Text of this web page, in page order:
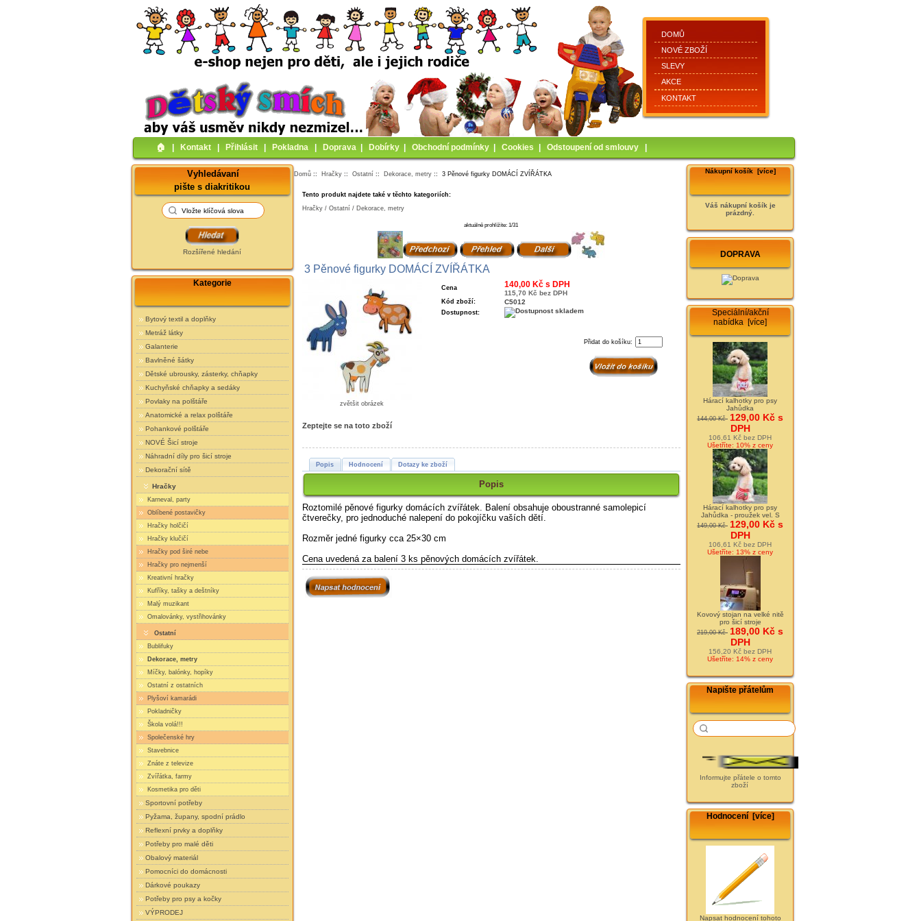
DOMŮ
NOVÉ ZBOŽÍ
SLEVY
AKCE
KONTAKT
🏠︎ Kontakt Přihlásit Pokladna Doprava Dobírky Obchodní podmínky Cookies Odstoupení od smlouvy
Vyhledávaní
pište s diakritikou
Rozšířené hledání
Kategorie
Bytový textil a doplňky
Metráž látky
Galanterie
Bavlněné šátky
Dětské ubrousky, zásterky, chňapky
Kuchyňské chňapky a sedáky
Povlaky na polštáře
Anatomické a relax polštáře
Pohankové polštáře
NOVÉ Šicí stroje
Náhradní díly pro šicí stroje
Dekorační sítě
Hračky
Karneval, party
Oblíbené postavičky
Hračky holčičí
Hračky klučičí
Hračky pod širé nebe
Hračky pro nejmenší
Kreativní hračky
Kufříky, tašky a deštníky
Malý muzikant
Omalovánky, vystřihovánky
Ostatní
Bublifuky
Dekorace, metry
Míčky, balónky, hopíky
Ostatní z ostatních
Plyšoví kamarádi
Pokladničky
Škola volá!!!
Společenské hry
Stavebnice
Znáte z televize
Zvířátka, farmy
Kosmetika pro děti
Sportovní potřeby
Pyžama, župany, spodní prádlo
Reflexní prvky a doplňky
Potřeby pro malé děti
Obalový materiál
Pomocníci do domácnosti
Dárkové poukazy
Potřeby pro psy a kočky
VÝPRODEJ
Domů :: Hračky ::Ostatní :: Dekorace, metry :: 3 Pěnové figurky DOMÁCÍ ZVÍŘÁTKA
Tento produkt najdete také v těchto kategoriích:
Hračky / Ostatní / Dekorace, metry
aktuálně prohlížíte: 1/31
3 Pěnové figurky DOMÁCÍ ZVÍŘÁTKA
zvětšit obrázek
Cena 140,00 Kč s DPH
115,70 Kč bez DPH
Kód zboží: C5012
Dostupnost:
Přidat do košíku:
Zeptejte se na toto zboží
Popis Hodnocení Dotazy ke zboží
Popis
Roztomilé pěnové figurky domácích zvířátek. Balení obsahuje oboustranné samolepicí
čtverečky, pro jednoduché nalepení do pokojíčku vaších dětí.
Rozměr jedné figurky cca 25×30 cm
Cena uvedená za balení 3 ks pěnových domácích zvířátek.
Nákupní košík [více]
Váš nákupní košík je
prázdný.
DOPRAVA
Speciální/akční
nabídka [více]
Hárací kalhotky pro psy
Jahůdka
144,00 Kč 129,00 Kč s
DPH
106,61 Kč bez DPH
Ušetříte: 10% z ceny
Hárací kalhotky pro psy
Jahůdka - proužek vel. S
149,00 Kč 129,00 Kč s
DPH
106,61 Kč bez DPH
Ušetříte: 13% z ceny
Kovový stojan na velké nitě
pro šicí stroje
219,00 Kč 189,00 Kč s
DPH
156,20 Kč bez DPH
Ušetříte: 14% z ceny
Napište přátelům
Informujte přátele o tomto
zboží
Hodnocení [více]
Napsat hodnocení tohoto